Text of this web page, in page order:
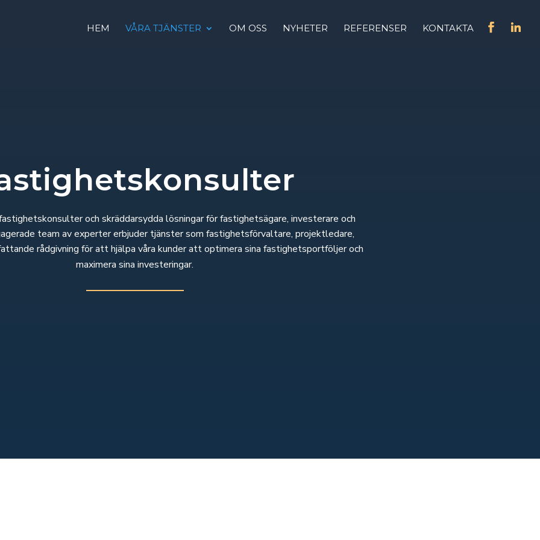
HEM VÅRA TJÄNSTER OM OSS NYHETER REFERENSER KONTAKTA
och skräddarsydda lösningar för fastighetsägare, investerare och
team av experter erbjuder tjänster som fastighetsförvaltare, projektledare,
rådgivning för att hjälpa våra kunder att optimera sina fastighetsportföljer och
maximera sina investeringar.